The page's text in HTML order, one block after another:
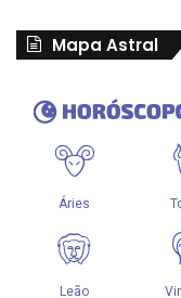
Mapa Astral